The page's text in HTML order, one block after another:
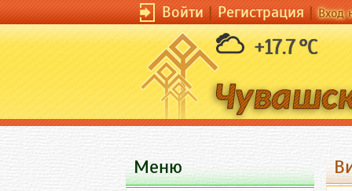
Войти|Регистрация|Вход
+17.7 °C
Меню